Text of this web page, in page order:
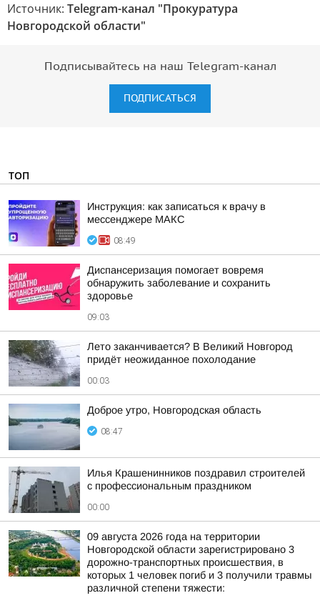
Источник: Telegram-канал "Прокуратура
Новгородской области"
Подписывайтесь на наш Telegram-канал
ПОДПИСАТЬСЯ
ТОП
Инструкция: как записаться к врачу в
мессенджере МАКС
08:49
Диспансеризация помогает вовремя
обнаружить заболевание и сохранить
здоровье
09:03
Лето заканчивается? В Великий Новгород
придёт неожиданное похолодание
00:03
Доброе утро, Новгородская область
08:47
Илья Крашенинников поздравил строителей
с профессиональным праздником
00:00
09 августа 2026 года на территории
Новгородской области зарегистрировано 3
дорожно-транспортных происшествия, в
которых 1 человек погиб и 3 получили травмы
различной степени тяжести: